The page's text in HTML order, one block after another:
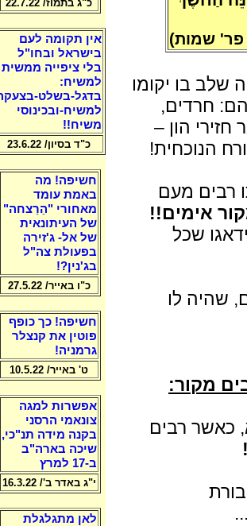
פר' שמות)
שלב בו יקומו
חרדים,
הון –
הנוכחית!
רבים מעם
אימים!!
שכל
שהיה לו
מקור:
כאשר רבים
כ"ג בתמוז/ 22.7.22
אין תקומה לעם
בישראל ובחו"ל
בלי ציפייה ממשית
למשיח:
בדגל-בשלט-
למשיח-ובכינוסי
משיח!!
כ"ד בסיון/ 23.6.22
חשיפה! מה
באמת עומד
מאחורי "הֵרַצחה"
של העיתונאית
של אל- ג'זירה
בפעולת צה"ל
בג'נין?!
כ"ו באייר/ 27.5.22
חשיפה! כך כופף
פוטין את קנצלר
גרמניה!
ט' באייר/ 10.5.22
אפשרות למגה
צונאמי הרסני
בקנה מידה תנ"כי,
שיכה בארה"ב
ב-17 למרץ
י"ג באדר ב'/ 16.3.22
לאן מתגלגלת